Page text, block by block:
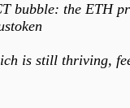
bubble: the ETH
is still thriving,